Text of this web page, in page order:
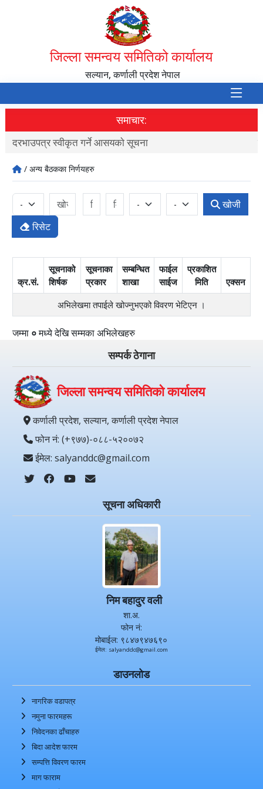
जिल्ला समन्वय समितिको कार्यालय
सल्यान, कर्णाली प्रदेश नेपाल
समाचार:
दरभाउपत्र स्वीकृत गर्ने आसयकाे सूचना
/ अन्य बैठकका निर्णयहरु
खोजी
रिसेट
क्र.सं.
सूचनाको
शिर्षक
सूचनाका
प्रकार
सम्बन्धित
शाखा
फाईल
साईज
प्रकाशित
मिति
एक्सन
अभिलेखमा तपाईले खोज्‍नुभएको विवरण भेटिएन ।
जम्मा ०मध्येदेखिसम्मका अभिलेखहरु
सम्पर्क ठेगाना
जिल्ला समन्वय समितिको कार्यालय
कर्णाली प्रदेश, सल्यान, कर्णाली प्रदेश नेपाल
फोन नं: (+९७७)-०८८-५२००७२
ईमेल: salyanddc@gmail.com
सूचना अधिकारी
निम बहादुर वली
शा.अ.
फोन नं:
मोबाईल: ९८४७९४७६९०
ईमेल: salyanddc@gmail.com
डाउनलोड
नागरिक वडापत्र
नमुना फारमहरू
निवेदनका ढाँचाहरु
बिदा आदेश फारम
सम्पत्ति विवरण फारम
माग फाराम